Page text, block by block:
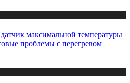
максимальной температуры
проблемы с перегревом